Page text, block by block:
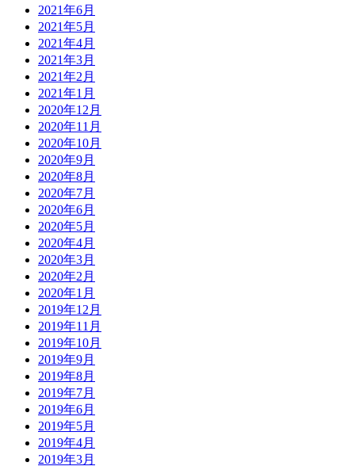
2021年6月
2021年5月
2021年4月
2021年3月
2021年2月
2021年1月
2020年12月
2020年11月
2020年10月
2020年9月
2020年8月
2020年7月
2020年6月
2020年5月
2020年4月
2020年3月
2020年2月
2020年1月
2019年12月
2019年11月
2019年10月
2019年9月
2019年8月
2019年7月
2019年6月
2019年5月
2019年4月
2019年3月